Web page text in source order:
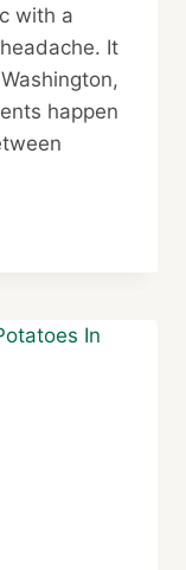
with a
It
happen